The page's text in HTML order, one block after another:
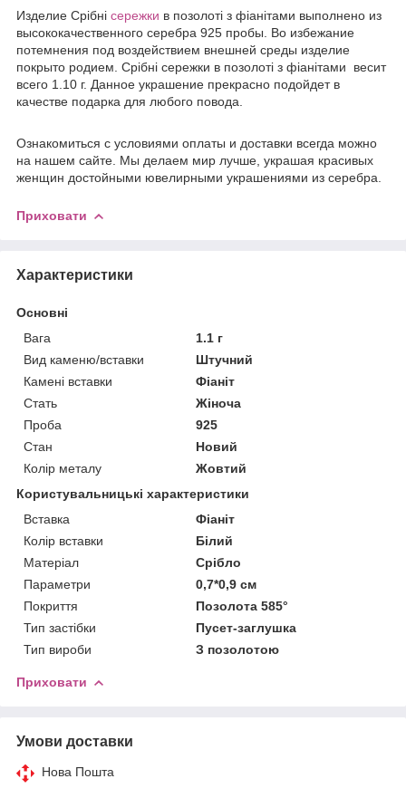
Изделие Срібні сережки в позолоті з фіанітами выполнено из
высококачественного серебра 925 пробы. Во избежание
потемнения под воздействием внешней среды изделие
покрыто родием. Срібні сережки в позолоті з фіанітами весит
всего 1.10 г. Данное украшение прекрасно подойдет в
качестве подарка для любого повода.
Ознакомиться с условиями оплаты и доставки всегда можно
на нашем сайте. Мы делаем мир лучше, украшая красивых
женщин достойными ювелирными украшениями из серебра.
Приховати
Характеристики
Основні
Вага
1.1 г
Вид каменю/вставки
Штучний
Камені вставки
Фіаніт
Стать
Жіноча
Проба
925
Стан
Новий
Колір металу
Жовтий
Користувальницькі характеристики
Вставка
Фіаніт
Колір вставки
Білий
Матеріал
Срібло
Параметри
0,7*0,9 см
Покриття
Позолота 585°
Тип застібки
Пусет-заглушка
Тип вироби
З позолотою
Приховати
Умови доставки
Нова Пошта